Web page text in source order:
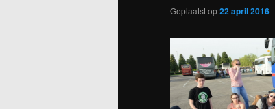
Geplaatst op22 april 2016